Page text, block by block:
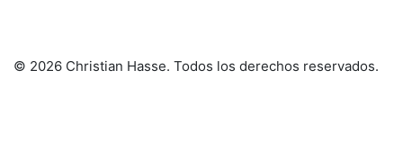
© 2026 Christian Hasse. Todos los derechos reservados.